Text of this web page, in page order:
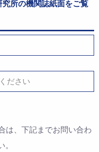
所の機関誌紙面をご覧
は、下記までお問い合わ